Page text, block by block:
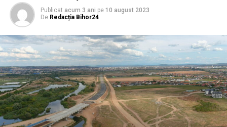
Publicat acum 3 ani pe 10 august 2023
De Redacția Bihor24